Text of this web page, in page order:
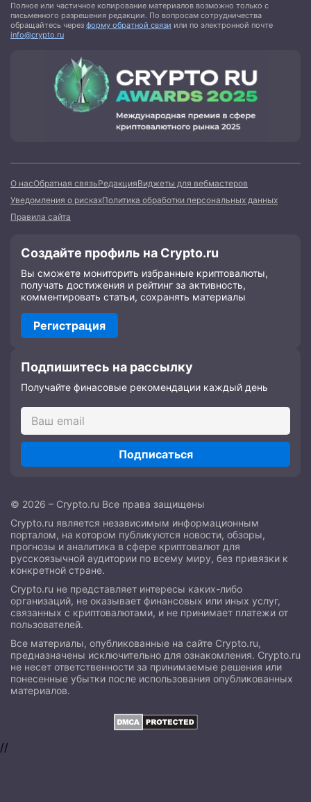
Полное или частичное копирование материалов возможно только с
письменного разрешения редакции. По вопросам сотрудничества
обращайтесь через форму обратной связи или по электронной почте
info@crypto.ru
О насОбратная связьРедакцияВиджеты для вебмастеров
Уведомления о рискахПолитика обработки персональных данных
Правила сайта
Создайте профиль на Crypto.ru
Вы сможете мониторить избранные криптовалюты,
получать достижения и рейтинг за активность,
комментировать статьи, сохранять материалы
Регистрация
Подпишитесь на рассылку
Получайте финасовые рекомендации каждый день
Подписаться
© 2026 – Crypto.ru Все права защищены
Crypto.ru является независимым информационным
порталом, на котором публикуются новости, обзоры,
прогнозы и аналитика в сфере криптовалют для
русскоязычной аудитории по всему миру, без привязки к
конкретной стране.
Crypto.ru не представляет интересы каких-либо
организаций, не оказывает финансовых или иных услуг,
связанных с криптовалютами, и не принимает платежи от
пользователей.
Все материалы, опубликованные на сайте Crypto.ru,
предназначены исключительно для ознакомления. Crypto.ru
не несет ответственности за принимаемые решения или
понесенные убытки после использования опубликованных
материалов.
//